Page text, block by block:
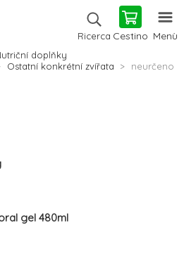
Ricerca Cestino Menù
doplňky
Ostatní konkrétní zvířata neurčeno
gel 480ml